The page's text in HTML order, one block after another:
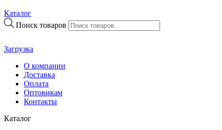
Каталог
Поиск товаров
Загрузка
О компании
Доставка
Оплата
Оптовикам
Контакты
Каталог